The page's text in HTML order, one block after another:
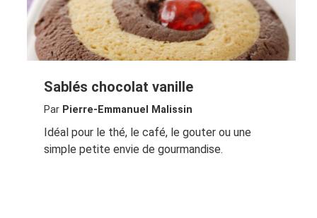
Sablés chocolat vanille
Par Pierre-Emmanuel Malissin
Idéal pour le thé, le café, le gouter ou une
simple petite envie de gourmandise.